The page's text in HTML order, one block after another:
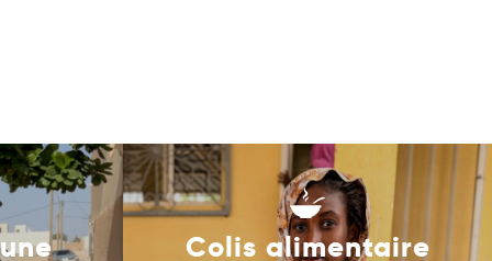
Colis alimentaire